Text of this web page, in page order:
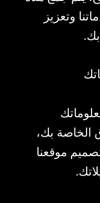
وتعزيز
الخاصة بك،
موقعنا